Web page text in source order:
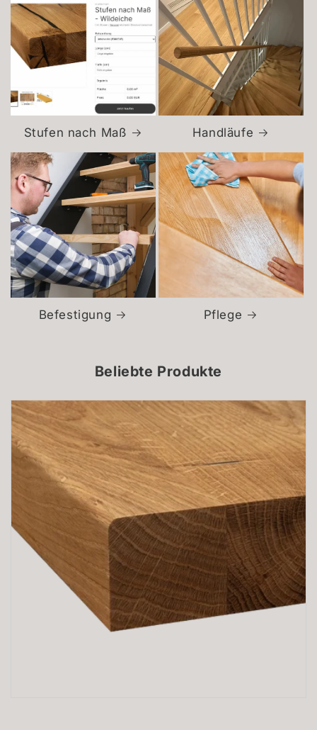
Stufen nach Maß Handläufe
Befestigung Pflege
Beliebte Produkte